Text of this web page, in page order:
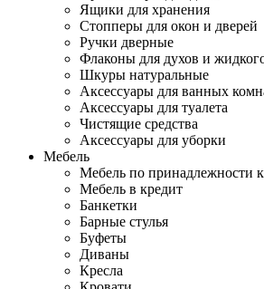
Ящики для хранения
Стопперы для окон и дверей
Ручки дверные
Флаконы для духов и
Шкуры натуральные
Аксессуары для ванных
Аксессуары для туалета
Чистящие средства
Аксессуары для уборки
Мебель
Мебель по принадлежности
Мебель в кредит
Банкетки
Барные стулья
Буфеты
Диваны
Кресла